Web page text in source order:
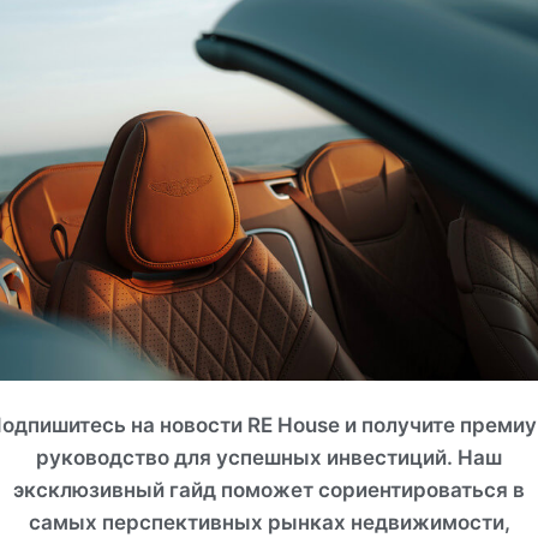
СМОТРЕТЬ ВСЕ ФОТО
на новости RE House и получите
руководство для успешных инвестиций. Наш
эксклюзивный гайд поможет сориентироваться в
самых перспективных рынках недвижимости,